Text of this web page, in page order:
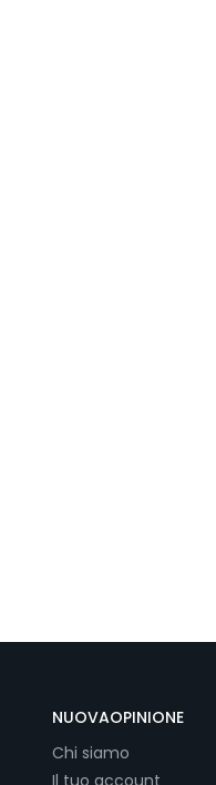
NUOVAOPINIONE
Chi siamo
Il tuo account